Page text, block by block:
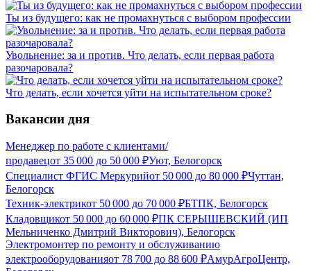
Ты из будущего: как не промахнуться с выбором профессии
Увольнение: за и против. Что делать, если первая работа
разочаровала?
Что делать, если хочется уйти на испытательном сроке?
Вакансии дня
Менеджер по работе с клиентами/
продавецот 35 000 до 50 000 ₽Уют, Белогорск
Специалист ФГИС Меркурийот 50 000 до 80 000 ₽Чуттан,
Белогорск
Техник-электрикот 50 000 до 70 000 ₽БТПК, Белогорск
Кладовщикот 50 000 до 60 000 ₽ПК СЕРЫШЕВСКИЙ (ИП
Мельниченко Дмитрий Викторович), Белогорск
Электромонтер по ремонту и обслуживанию
электрооборудованияот 78 700 до 88 600 ₽АмурАгроЦентр,